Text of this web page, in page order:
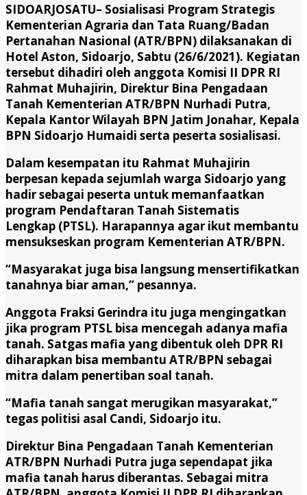
SIDOARJOSATU– Sosialisasi Program Strategis
Kementerian Agraria dan Tata Ruang/Badan
Pertanahan Nasional (ATR/BPN) dilaksanakan di
Hotel Aston, Sidoarjo, Sabtu (26/6/2021). Kegiatan
tersebut dihadiri oleh anggota Komisi II DPR RI
Rahmat Muhajirin, Direktur Bina Pengadaan
Tanah Kementerian ATR/BPN Nurhadi Putra,
Kepala Kantor Wilayah BPN Jatim Jonahar, Kepala
BPN Sidoarjo Humaidi serta peserta sosialisasi.
Dalam kesempatan itu Rahmat Muhajirin
berpesan kepada sejumlah warga Sidoarjo yang
hadir sebagai peserta untuk memanfaatkan
program Pendaftaran Tanah Sistematis
Lengkap (PTSL). Harapannya agar ikut membantu
mensukseskan program Kementerian ATR/BPN.
“Masyarakat juga bisa langsung mensertifikatkan
tanahnya biar aman,” pesannya.
Anggota Fraksi Gerindra itu juga mengingatkan
jika program PTSL bisa mencegah adanya mafia
tanah. Satgas mafia yang dibentuk oleh DPR RI
diharapkan bisa membantu ATR/BPN sebagai
mitra dalam penertiban soal tanah.
“Mafia tanah sangat merugikan masyarakat,”
tegas politisi asal Candi, Sidoarjo itu.
Direktur Bina Pengadaan Tanah Kementerian
ATR/BPN Nurhadi Putra juga sependapat jika
mafia tanah harus diberantas. Sebagai mitra